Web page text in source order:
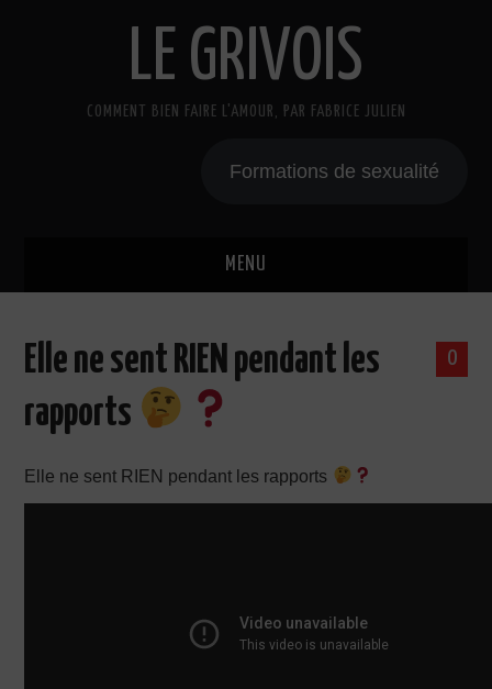
LE GRIVOIS
COMMENT BIEN FAIRE L'AMOUR, PAR FABRICE JULIEN
Formations de sexualité
MENU
A PROPOS
CADEAU
COURS DE SEXE
0
Elle ne sent RIEN pendant les
rapports
Elle ne sent RIEN pendant les rapports